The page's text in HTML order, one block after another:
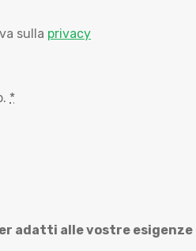
sulla privacy
*
adatti alle vostre esigenze